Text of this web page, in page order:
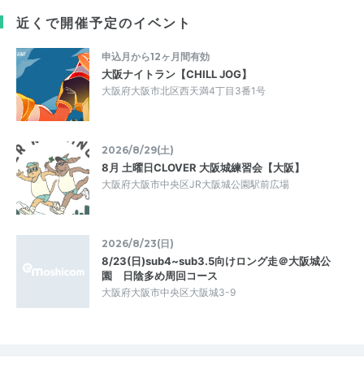
近くで開催予定のイベント
申込月から12ヶ月間有効
大阪ナイトラン【CHILL JOG】
大阪府大阪市北区西天満4丁目3番1号
2026/8/29(土)
8月 土曜日CLOVER 大阪城練習会【大阪】
大阪府大阪市中央区JR大阪城公園駅前広場
2026/8/23(日)
8/23(日)sub4~sub3.5向けロング走＠大阪城公
園 日陰多め周回コース
大阪府大阪市中央区大阪城3-9